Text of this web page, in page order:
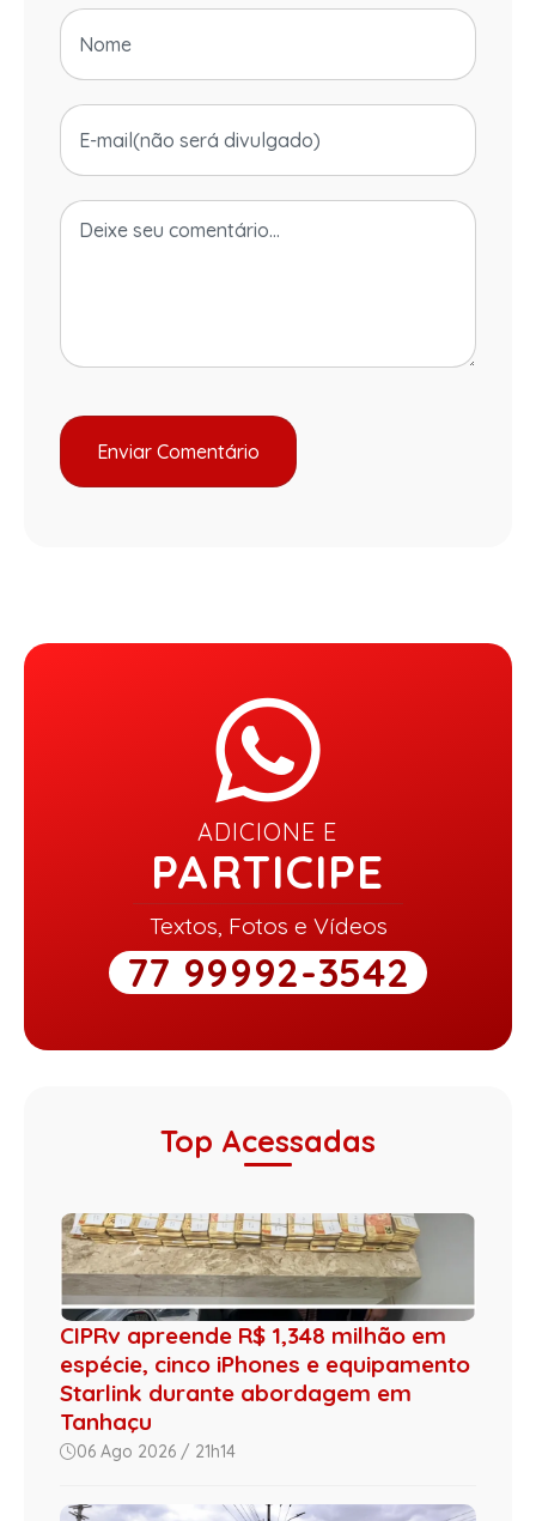
ADICIONE E
PARTICIPE
Textos, Fotos e Vídeos
77 99992-3542
Top Acessadas
CIPRv apreende R$ 1,348 milhão em
espécie, cinco iPhones e equipamento
Starlink durante abordagem em
Tanhaçu
06 Ago 2026 / 21h14